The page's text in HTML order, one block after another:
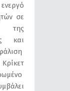
σε
της
και